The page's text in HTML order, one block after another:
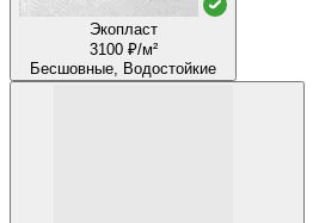
Экопласт
3100 ₽/м²
Бесшовные, Водостойкие